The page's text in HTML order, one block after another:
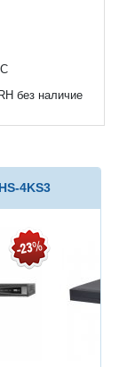
без наличие
4KS3